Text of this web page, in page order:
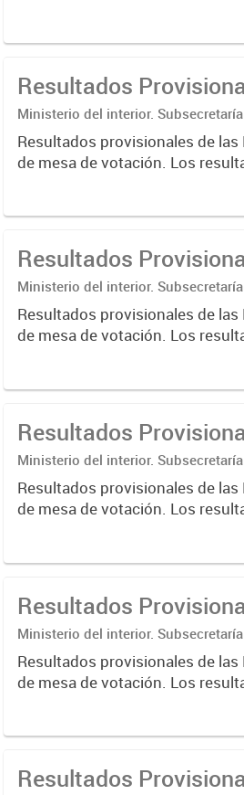
Resultados
Ministerio del interior.
Nacional Electoral
Resultados provisionales de
de mesa de votación. Los
Resultados
Ministerio del interior.
Nacional Electoral
Resultados provisionales de
de mesa de votación. Los
Resultados
Ministerio del interior.
Nacional Electoral
Resultados provisionales de
de mesa de votación. Los
Resultados
Ministerio del interior.
Nacional Electoral
Resultados provisionales de
de mesa de votación. Los
Resultados